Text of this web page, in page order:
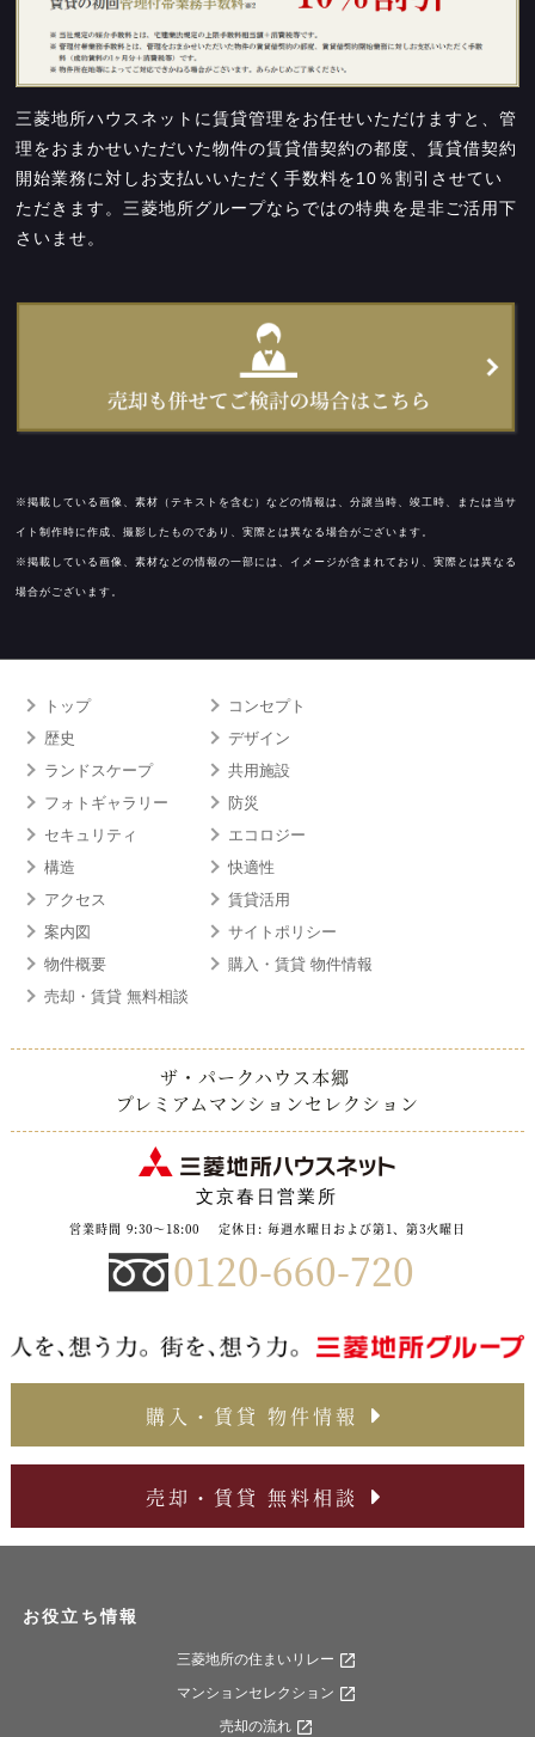
三菱地所ハウスネットに賃貸管理をお任せいただけますと、管
理をおまかせいただいた物件の賃貸借契約の都度、賃貸借契約
開始業務に対しお支払いいただく手数料を10％割引させてい
ただきます。三菱地所グループならではの特典を是非ご活用下
さいませ。
※掲載している画像、素材（テキストを含む）などの情報は、分譲当時、竣工時、または当サ
イト制作時に作成、撮影したものであり、実際とは異なる場合がございます。
※掲載している画像、素材などの情報の一部には、イメージが含まれており、実際とは異なる
場合がございます。
トップ
コンセプト
歴史
デザイン
ランドスケープ
共用施設
フォトギャラリー
防災
セキュリティ
エコロジー
構造
快適性
アクセス
賃貸活用
案内図
サイトポリシー
物件概要
購入・賃貸 物件情報
売却・賃貸 無料相談
ザ・パークハウス本郷
プレミアムマンションセレクション
文京春日営業所
営業時間 9:30～18:00 定休日: 毎週水曜日および第1、第3火曜日
0120-660-720
購入・賃貸 物件情報
売却・賃貸 無料相談
お役立ち情報
三菱地所の住まいリレー
マンションセレクション
売却の流れ